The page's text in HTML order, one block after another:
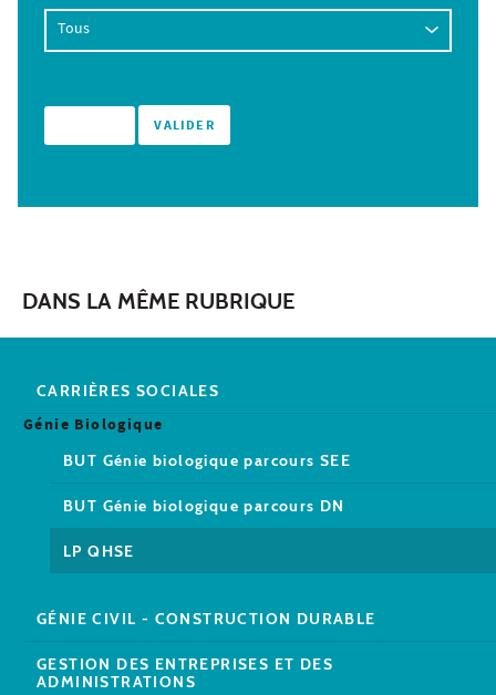
DANS LA MÊME RUBRIQUE
CARRIÈRES SOCIALES
Génie Biologique
BUT Génie biologique parcours SEE
BUT Génie biologique parcours DN
LP QHSE
GÉNIE CIVIL - CONSTRUCTION DURABLE
GESTION DES ENTREPRISES ET DES
ADMINISTRATIONS